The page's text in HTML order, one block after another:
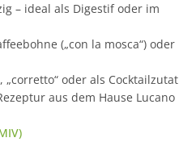
– ideal als Digestif oder im
(„con la mosca“) oder
oder als Cocktailzutat
aus dem Hause Lucano